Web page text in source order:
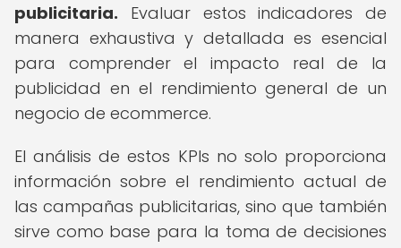
publicitaria. Evaluar estos indicadores de
manera exhaustiva y detallada es esencial
para comprender el impacto real de la
publicidad en el rendimiento general de un
negocio de ecommerce.
El análisis de estos KPIs no solo proporciona
información sobre el rendimiento actual de
las campañas publicitarias, sino que también
sirve como base para la toma de decisiones